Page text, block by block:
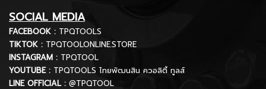
SOCIAL MEDIA
FACEBOOK : TPQTOOLS
TIKTOK : TPQTOOLONLINE.STORE
INSTAGRAM : TPQTOOL
YOUTUBE : TPQTOOLS ไทยพัฒนสิน ควอลิตี้ ทูลส์
LINE OFFICIAL : @TPQTOOL